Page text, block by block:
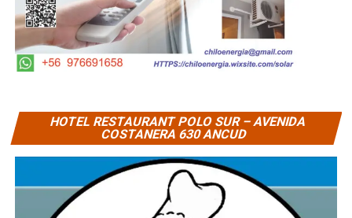
HOTEL RESTAURANT POLO SUR – AVENIDA
COSTANERA 630 ANCUD